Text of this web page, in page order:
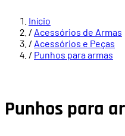
Início
/ Acessórios de Armas
/ Acessórios e Peças
/ Punhos para armas
Punhos para